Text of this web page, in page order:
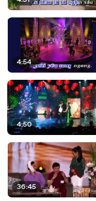
4:54
4:50
36:45